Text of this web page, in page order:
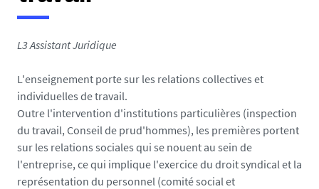
L3 Assistant Juridique
L'enseignement porte sur les relations collectives et
individuelles de travail.
Outre l'intervention d'institutions particulières (inspection
du travail, Conseil de prud'hommes), les premières portent
sur les relations sociales qui se nouent au sein de
l'entreprise, ce qui implique l'exercice du droit syndical et la
représentation du personnel (comité social et